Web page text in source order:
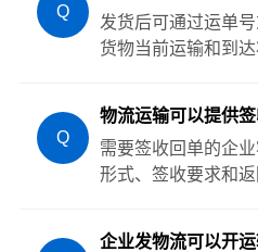
Q
发货后可通过运单
货物当前运输和到达
Q
物流运输可以提供签
需要签收回单的企
形式、签收要求和返
企业发物流可以开运